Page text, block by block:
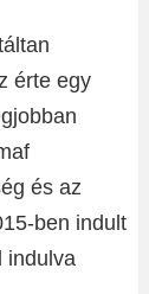
érte egy
és az
ben indult
indulva